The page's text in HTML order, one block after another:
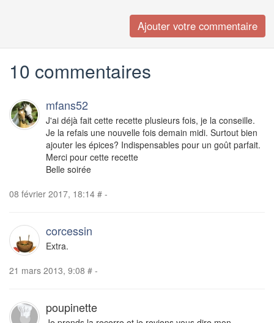
10 commentaires
mfans52
J'ai déjà fait cette recette plusieurs fois, je la conseille.
Je la refais une nouvelle fois demain midi. Surtout bien
ajouter les épices? Indispensables pour un goût parfait.
Merci pour cette recette
Belle soirée
08 février 2017, 18:14 # -
corcessin
Extra.
21 mars 2013, 9:08 # -
poupinette